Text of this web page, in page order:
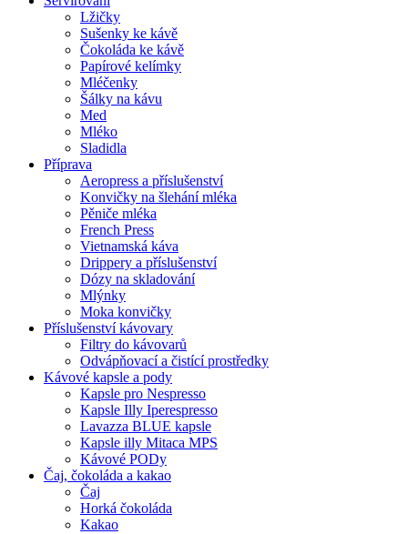
Lžičky
Sušenky ke kávě
Čokoláda ke kávě
Papírové kelímky
Mléčenky
Šálky na kávu
Med
Mléko
Sladidla
Příprava
Aeropress a příslušenství
Konvičky na šlehání mléka
Pěniče mléka
French Press
Vietnamská káva
Drippery a příslušenství
Dózy na skladování
Mlýnky
Moka konvičky
Příslušenství kávovary
Filtry do kávovarů
Odvápňovací a čistící prostředky
Kávové kapsle a pody
Kapsle pro Nespresso
Kapsle Illy Iperespresso
Lavazza BLUE kapsle
Kapsle illy Mitaca MPS
Kávové PODy
Čaj, čokoláda a kakao
Čaj
Horká čokoláda
Kakao